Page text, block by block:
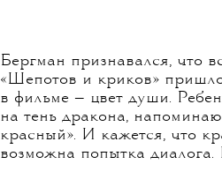
Бергман признавался, что
«Шепотов и криков»
в фильме — цвет души.
на тень дракона,
красный». И кажется, что
возможна попытка